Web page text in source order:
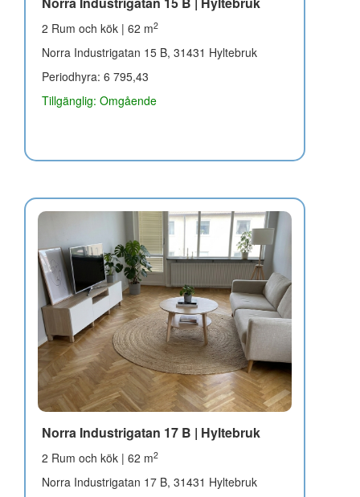
2 Rum och kök | 62 m2
Norra Industrigatan 15 B, 31431 Hyltebruk
Periodhyra: 6 795,43
Tillgänglig: Omgående
Norra Industrigatan 17 B | Hyltebruk
2 Rum och kök | 62 m2
Norra Industrigatan 17 B, 31431 Hyltebruk